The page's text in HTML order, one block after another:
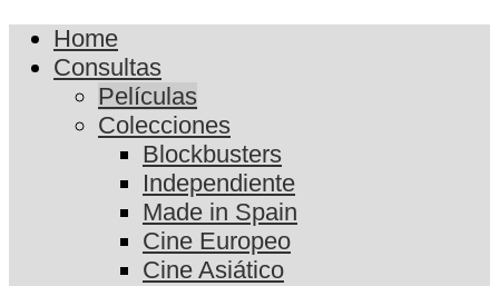
Home
Consultas
Películas
Colecciones
Blockbusters
Independiente
Made in Spain
Cine Europeo
Cine Asiático